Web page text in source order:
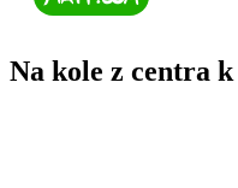
Na kole z centra